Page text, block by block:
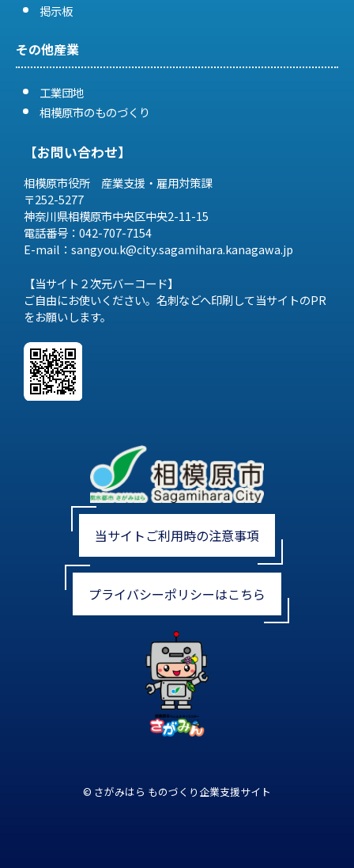
掲示板
その他産業
工業団地
相模原市のものづくり
【お問い合わせ】
相模原市役所 産業支援・雇用対策課
〒252-5277
神奈川県相模原市中央区中央2-11-15
電話番号：042-707-7154
E-mail：sangyou.k@city.sagamihara.kanagawa.jp
【当サイト２次元バーコード】
ご自由にお使いください。名刺などへ印刷して当サイトのPR
をお願いします。
当サイトご利用時の注意事項
プライバシーポリシーはこちら
© さがみはら ものづくり企業支援サイト